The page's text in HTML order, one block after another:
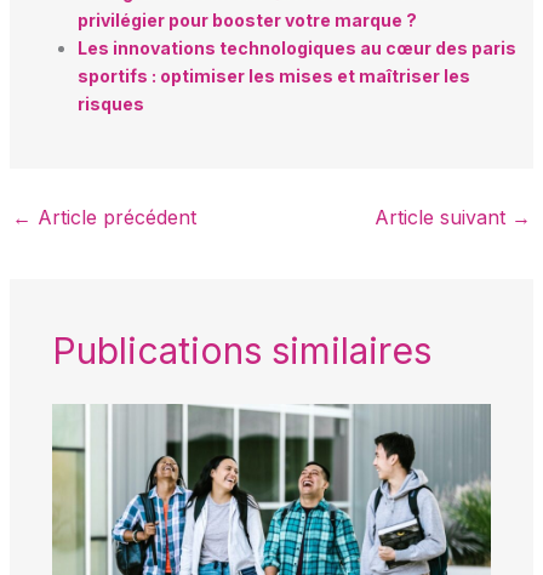
privilégier pour booster votre marque ?
Les innovations technologiques au cœur des paris
sportifs : optimiser les mises et maîtriser les
risques
← Article précédent Article suivant →
Publications similaires